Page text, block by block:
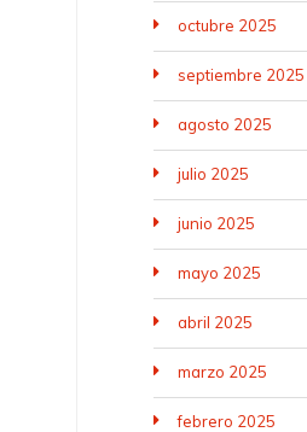
octubre 2025
septiembre 2025
agosto 2025
julio 2025
junio 2025
mayo 2025
abril 2025
marzo 2025
febrero 2025